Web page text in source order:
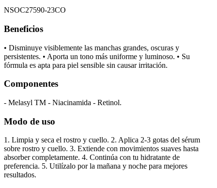
NSOC27590-23CO
Beneficios
• Disminuye visiblemente las manchas grandes, oscuras y
persistentes. • Aporta un tono más uniforme y luminoso. • Su
fórmula es apta para piel sensible sin causar irritación.
Componentes
- Melasyl TM - Niacinamida - Retinol.
Modo de uso
1. Limpia y seca el rostro y cuello. 2. Aplica 2-3 gotas del sérum
sobre rostro y cuello. 3. Extiende con movimientos suaves hasta
absorber completamente. 4. Continúa con tu hidratante de
preferencia. 5. Utilízalo por la mañana y noche para mejores
resultados.